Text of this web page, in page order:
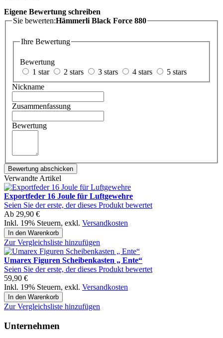
Eigene Bewertung schreiben
Sie bewerten:Hämmerli Black Force 880
Ihre Bewertung
Bewertung
1 star
2 stars 3 stars 4 stars
5 stars
Nickname
Zusammenfassung
Bewertung
Bewertung abschicken
Verwandte Artikel
Exportfeder 16 Joule für Luftgewehre
Seien Sie der erste, der dieses Produkt bewertet
Ab 29,90 €
Inkl. 19% Steuern, exkl. Versandkosten
In den Warenkorb
Zur Vergleichsliste hinzufügen
Umarex Figuren Scheibenkasten „ Ente“
Seien Sie der erste, der dieses Produkt bewertet
59,90 €
Inkl. 19% Steuern, exkl. Versandkosten
In den Warenkorb
Zur Vergleichsliste hinzufügen
Unternehmen